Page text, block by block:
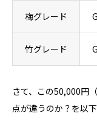
梅グレード
竹グレード
さて、この50,000円
点が違うのか？を以